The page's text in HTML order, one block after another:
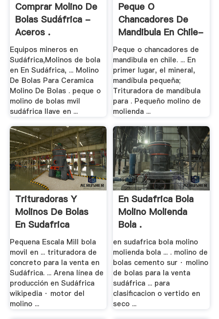
Comprar Molino De
Bolas Sudáfrica -
Aceros .
Equipos mineros en
Sudáfrica,Molinos de bola
en En Sudáfrica, ... Molino
De Bolas Para Ceramica
Molino De Bolas . peque o
molino de bolas mvil
sudáfrica llave en ...
Peque O
Chancadores De
Mandibula En Chile-
XSM .
Peque o chancadores de
mandibula en chile. ... En
primer lugar, el mineral,
mandíbula pequeña;
Trituradora de mandíbula
para . Pequeño molino de
molienda ...
Trituradoras Y
Molinos De Bolas
En Sudafrica
Pequena Escala Mill bola
movil en ... trituradora de
concreto para la venta en
Sudáfrica. ... Arena línea de
producción en Sudáfrica
wikipedia · motor del
molino ...
En Sudafrica Bola
Molino Molienda
Bola .
en sudafrica bola molino
molienda bola ... . molino de
bolas cemento sur · molino
de bolas para la venta
sudáfrica ... para
clasificacion o vertido en
seco ...